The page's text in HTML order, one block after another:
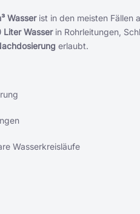
Wasserist in den meisten Fällen
Liter Wasserin Rohrleitungen,
erlaubt.
Wasserkreisläufe